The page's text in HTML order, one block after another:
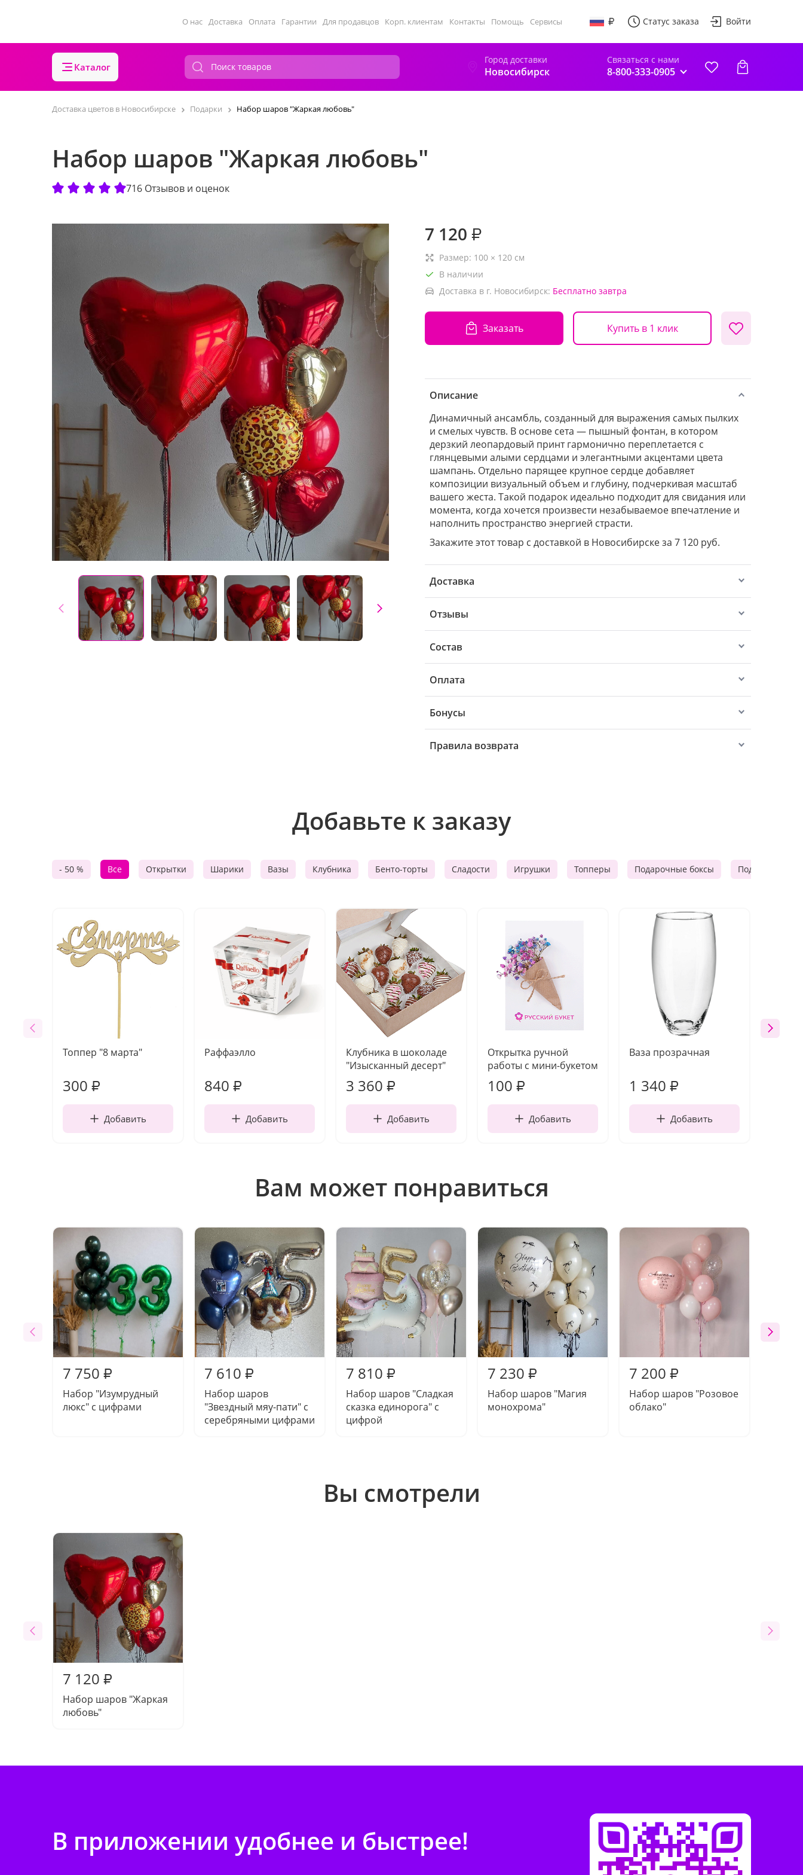
О нас Доставка Оплата Гарантии Для продавцов Корп. клиентам Контакты Помощь Сервисы Статус заказа Войти
Каталог
Город доставки
Новосибирск
Связаться с нами
8-800-333-0905
Доставка цветов в Новосибирске Подарки Набор шаров "Жаркая любовь"
Набор шаров "Жаркая любовь"
716 Отзывов и оценок
7 120 ₽
Размер: 100 × 120 см
В наличии
Доставка в г. Новосибирск: Бесплатно завтра
Заказать Купить в 1 клик
Описание
Динамичный ансамбль, созданный для выражения самых пылких
и смелых чувств. В основе сета — пышный фонтан, в котором
дерзкий леопардовый принт гармонично переплетается с
глянцевыми алыми сердцами и элегантными акцентами цвета
шампань. Отдельно парящее крупное сердце добавляет
композиции визуальный объем и глубину, подчеркивая масштаб
вашего жеста. Такой подарок идеально подходит для свидания или
момента, когда хочется произвести незабываемое впечатление и
наполнить пространство энергией страсти.
Закажите этот товар с доставкой в Новосибирске за 7 120 руб.
Доставка
Отзывы
Состав
Оплата
Бонусы
Правила возврата
Добавьте к заказу
- 50 % Все Открытки Шарики Вазы Клубника Бенто-торты Сладости Игрушки Топперы Подарочные боксы Подарочные
Топпер "8 марта"
300 ₽
Добавить
Раффаэлло
840 ₽
Добавить
Клубника в шоколаде
"Изысканный десерт"
3 360 ₽
Добавить
Открытка ручной
работы с мини-букетом
100 ₽
Добавить
Ваза прозрачная
1 340 ₽
Добавить
Вам может понравиться
7 750 ₽
Набор "Изумрудный
люкс" с цифрами
7 610 ₽
Набор шаров
"Звездный мяу-пати" с
серебряными цифрами
7 810 ₽
Набор шаров "Сладкая
сказка единорога" с
цифрой
7 230 ₽
Набор шаров "Магия
монохрома"
7 200 ₽
Набор шаров "Розовое
облако"
Вы смотрели
7 120 ₽
Набор шаров "Жаркая
любовь"
В приложении удобнее и быстрее!